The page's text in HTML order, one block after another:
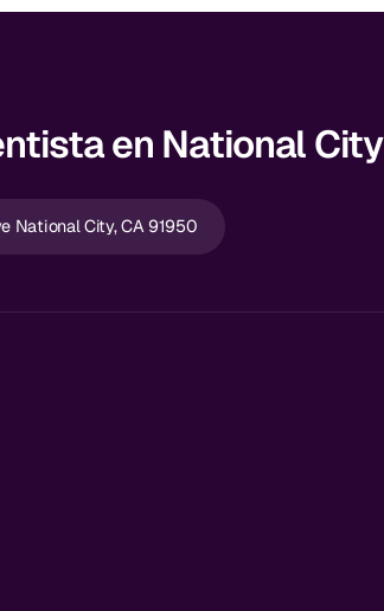
en National City
National City, CA 91950